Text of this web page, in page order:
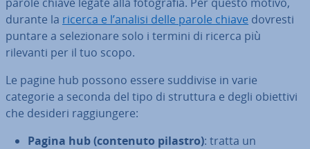
durante la ricerca e l’analisi delle parole chiave dovresti
puntare a se­le­zio­na­re solo i termini di ricerca più
rilevanti per il tuo scopo.
Le pagine hub possono essere suddivise in varie
categorie a seconda del tipo di struttura e degli obiettivi
che desideri rag­giun­ge­re:
Pagina hub (contenuto pilastro): tratta un